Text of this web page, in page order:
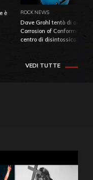
è
ROCK NEWS
Dave Grohl tentò di
Corrosion of Conformity
centro di
VEDI TUTTE